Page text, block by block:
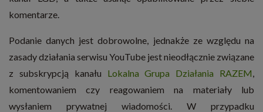
komentarze.
Podanie danych jest dobrowolne, jednakże ze względu na
zasady działania serwisu YouTube jest nieodłącznie związane
z subskrypcją kanału Lokalna Grupa Działania RAZEM,
komentowaniem czy reagowaniem na materiały lub
wysłaniem prywatnej wiadomości. W przypadku